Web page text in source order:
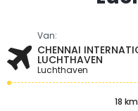
Van:
CHENNAI
LUCHTHAVEN
Luchthaven
18 km